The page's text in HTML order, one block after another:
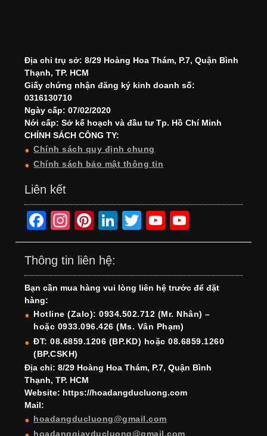
Địa chỉ trụ sở: 8/29 Hoàng Hoa Thám, P.7, Quận Bình
Thạnh, TP. HCM
Giấy chứng nhận đăng ký kinh doanh số:
0316130710
Ngày cấp: 07/02/2020
Nới cấp: Sở kế hoạch và đầu tư Tp. Hồ Chí Minh
CHÍNH SÁCH CÔNG TY:
Chính sách quy định chung
Chính sách bảo mật thông tin
Liên kết
F
a
c
e
b
o
o
k
In
st
a
gr
a
m
Pi
nt
er
e
st
Li
n
e
dI
n
T
wi
er
Y
o
T
u
b
e
o
T
u
b
e
h
Thông tin liên hệ:
Bạn cần mua hàng vui lòng liên hệ trước để đặt
hàng:
Hotline (Zalo): 0934.502.712 (Mr. Nhân) –
hoặc 0933.096.426 (Ms. Vân Phạm)
ĐT: 08.6859.1206 (BP.KD) hoặc 08.6859.1260
(BP.CSKH)
Địa chỉ: 8/29 Hoàng Hoa Thám, P.7, Quận Bình
Thạnh, TP. HCM
Website: https://hoadangducluong.com
Mail:
hoadangducluong@gmail.com
hoadanggiayducluong@gmail.com